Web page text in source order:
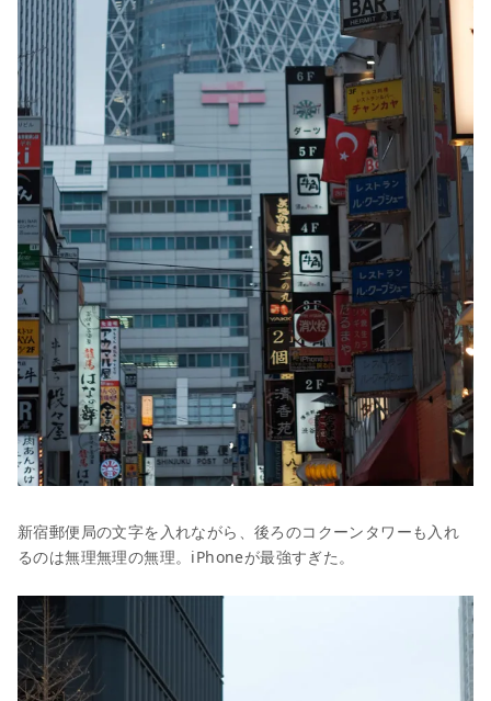
新宿郵便局の文字を入れながら、後ろのコクーンタワーも入れ
るのは無理無理の無理。iPhoneが最強すぎた。